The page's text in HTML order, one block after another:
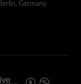
Germany